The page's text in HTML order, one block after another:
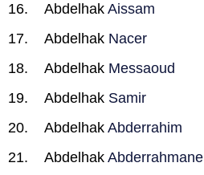
Abdelhak Aissam
Abdelhak Nacer
Abdelhak Messaoud
Abdelhak Samir
Abdelhak Abderrahim
Abdelhak Abderrahmane